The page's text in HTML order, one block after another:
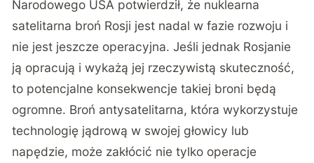
Narodowego USA potwierdził, że nuklearna
satelitarna broń Rosji jest nadal w fazie rozwoju i
nie jest jeszcze operacyjna. Jeśli jednak Rosjanie
ją opracują i wykażą jej rzeczywistą skuteczność,
to potencjalne konsekwencje takiej broni będą
ogromne. Broń antysatelitarna, która wykorzystuje
technologię jądrową w swojej głowicy lub
napędzie, może zakłócić nie tylko operacje